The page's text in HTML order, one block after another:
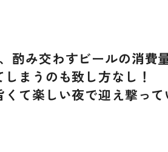
酌み交わすビールの消費量
まうのも致し方なし！
て楽しい夜で迎え撃って